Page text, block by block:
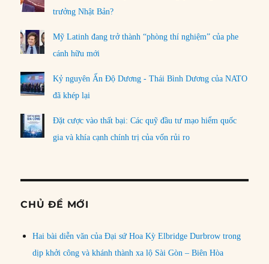
trưởng Nhật Bản?
Mỹ Latinh đang trở thành “phòng thí nghiệm” của phe
cánh hữu mới
Kỷ nguyên Ấn Độ Dương - Thái Bình Dương của NATO
đã khép lại
Đặt cược vào thất bại: Các quỹ đầu tư mạo hiểm quốc
gia và khía cạnh chính trị của vốn rủi ro
CHỦ ĐỀ MỚI
Hai bài diễn văn của Đại sứ Hoa Kỳ Elbridge Durbrow trong
dịp khởi công và khánh thành xa lộ Sài Gòn – Biên Hòa